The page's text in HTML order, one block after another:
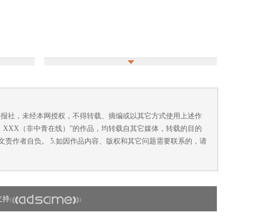
社，未经本网授权，不得转载、摘编或以其它方式使用上述作
（非中青在线）”的作品，均转载自其它媒体，转载的目的
作者自负。 5.如因作品内容、版权和其它问题需要联系的，请
持